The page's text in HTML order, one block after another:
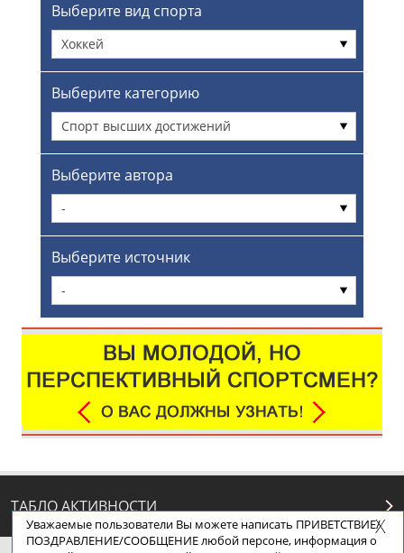
Выберите вид спорта
Хоккей
Выберите категорию
Спорт высших достижений
Выберите автора
-
Выберите источник
-
ТАБЛО АКТИВНОСТИ
Уважаемые пользователи Вы можете написать ПРИВЕТСТВИЕ/
ПОЗДРАВЛЕНИЕ/СООБЩЕНИЕ любой персоне, информация о